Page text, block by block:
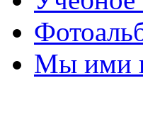
Мы ими